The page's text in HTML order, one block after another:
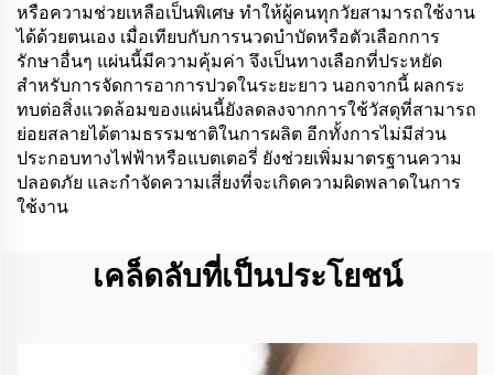
หรือความช่วยเหลือเป็นพิเศษ ทำให้ผู้คนทุกวัยสามารถใช้งาน
ได้ด้วยตนเอง เมื่อเทียบกับการนวดบำบัดหรือตัวเลือกการ
รักษาอื่นๆ แผ่นนี้มีความคุ้มค่า จึงเป็นทางเลือกที่ประหยัด
สำหรับการจัดการอาการปวดในระยะยาว นอกจากนี้ ผลกระ
ทบต่อสิ่งแวดล้อมของแผ่นนี้ยังลดลงจากการใช้วัสดุที่สามารถ
ย่อยสลายได้ตามธรรมชาติในการผลิต อีกทั้งการไม่มีส่วน
ประกอบทางไฟฟ้าหรือแบตเตอรี่ ยังช่วยเพิ่มมาตรฐานความ
ปลอดภัย และกำจัดความเสี่ยงที่จะเกิดความผิดพลาดในการ
ใช้งาน
เคล็ดลับที่เป็นประโยชน์